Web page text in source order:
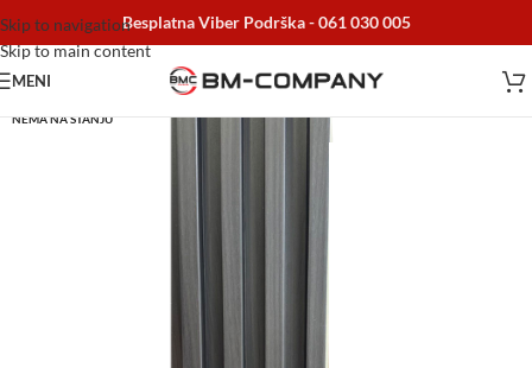
Skip to navigation
Skip to main content
Besplatna Viber Podrška -061 030 005
MENI
NEMA NA STANJU